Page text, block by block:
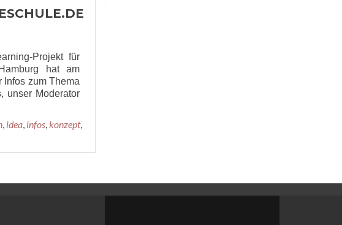
Projekt für
hat am
Infos zum Thema
unser Moderator
, idea, infos,konzept,